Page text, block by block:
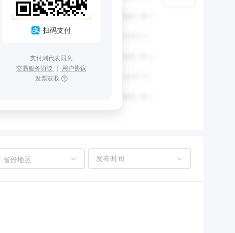
扫码支付
支付则代表同意
交易服务协议 ｜ 用户协议
发票获取
省份地区